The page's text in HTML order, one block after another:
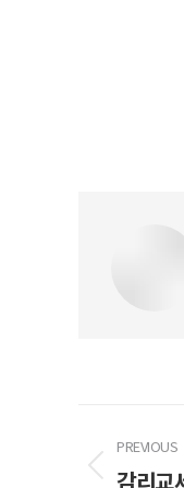
Post
PREVIOUS
Previous
감리교